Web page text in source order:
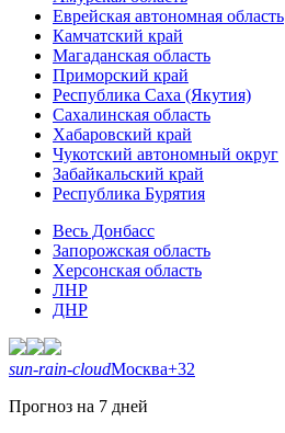
Еврейская автономная область
Камчатский край
Магаданская область
Приморский край
Республика Саха (Якутия)
Сахалинская область
Хабаровский край
Чукотский автономный округ
Забайкальский край
Республика Бурятия
Весь Донбасс
Запорожская область
Херсонская область
ЛНР
ДНР
sun-rain-cloudМосква+32
Прогноз на 7 дней